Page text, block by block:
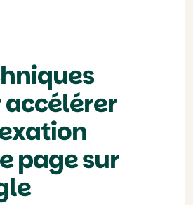
accélérer
page sur